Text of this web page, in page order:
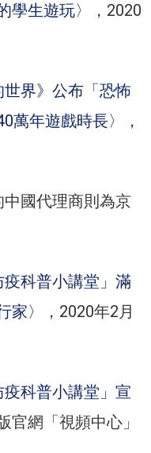
學生遊玩〉
，2020
世界》公布「恐怖
萬年遊戲時長〉
，
中國代理商則為京
疫科普小講堂」滿
〉
，2020年2月
疫科普小講堂」宣
官網「視頻中心」